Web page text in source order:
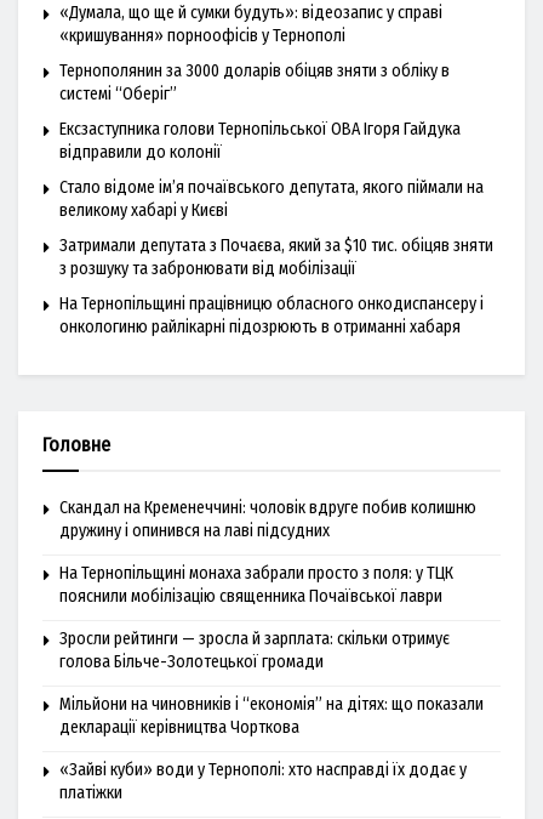
«Думала, що ще й сумки будуть»: відеозапис у справі
«кришування» порноофісів у Тернополі
Тернополянин за 3000 доларів обіцяв зняти з обліку в
системі “Оберіг”
Ексзаступника голови Тернопільської ОВА Ігоря Гайдука
відправили до колонії
Стало відоме ім’я почаївського депутата, якого піймали на
великому хабарі у Києві
Затримали депутата з Почаєва, який за $10 тис. обіцяв зняти
з розшуку та забронювати від мобілізації
На Тернопільщині працівницю обласного онкодиспансеру і
онкологиню райлікарні підозрюють в отриманні хабаря
Головне
Скандал на Кременеччині: чоловік вдруге побив колишню
дружину і опинився на лаві підсудних
На Тернопільщині монаха забрали просто з поля: у ТЦК
пояснили мобілізацію священника Почаївської лаври
Зросли рейтинги — зросла й зарплата: скільки отримує
голова Більче-Золотецької громади
Мільйони на чиновників і “економія” на дітях: що показали
декларації керівництва Чорткова
«Зайві куби» води у Тернополі: хто насправді їх додає у
платіжки